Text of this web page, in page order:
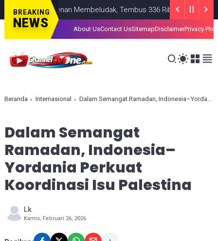
BREAKING
NEWS
Membeludak, Tembus 336 Ribu Pendaftar!
About UsContact UsSitemapDisclaimerPrivacy Plice
Beranda Internasional Dalam Semangat Ramadan, Indonesia–Yordania Perkuat Koordinasi Isu Palestina
Dalam Semangat
Ramadan, Indonesia–
Yordania Perkuat
Koordinasi Isu Palestina
Lk
Kamis, Februari 26, 2026